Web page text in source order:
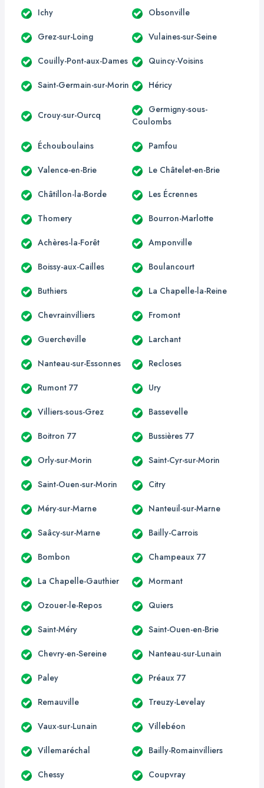
Ichy Obsonville
Grez-sur-Loing Vulaines-sur-Seine
Couilly-Pont-aux-Dames Quincy-Voisins
Saint-Germain-sur-Morin Héricy
Crouy-sur-Ourcq
Germigny-sous-
Coulombs
Échouboulains Pamfou
Valence-en-Brie Le Châtelet-en-Brie
Châtillon-la-Borde Les Écrennes
Thomery Bourron-Marlotte
Achères-la-Forêt Amponville
Boissy-aux-Cailles Boulancourt
Buthiers La Chapelle-la-Reine
Chevrainvilliers Fromont
Guercheville Larchant
Nanteau-sur-Essonnes Recloses
Rumont 77 Ury
Villiers-sous-Grez Bassevelle
Boitron 77 Bussières 77
Orly-sur-Morin Saint-Cyr-sur-Morin
Saint-Ouen-sur-Morin Citry
Méry-sur-Marne Nanteuil-sur-Marne
Saâcy-sur-Marne Bailly-Carrois
Bombon Champeaux 77
La Chapelle-Gauthier Mormant
Ozouer-le-Repos Quiers
Saint-Méry Saint-Ouen-en-Brie
Chevry-en-Sereine Nanteau-sur-Lunain
Paley Préaux 77
Remauville Treuzy-Levelay
Vaux-sur-Lunain Villebéon
Villemaréchal Bailly-Romainvilliers
Chessy Coupvray